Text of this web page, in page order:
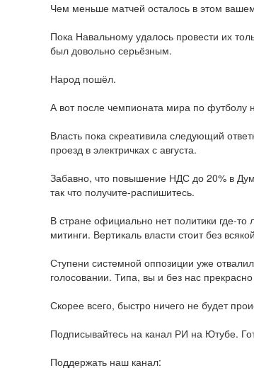
Чем меньше матчей осталось в этом
Пока Навальному удалось провести их
был довольно серьёзным.
Народ пошёл.
А вот после чемпионата мира по футболу
Власть пока скреативила следующий
проезд в электричках с августа.
Забавно, что повышение НДС до 20% в
так что получите-распишитесь.
В стране официально нет политики где-то
митинги. Вертикаль власти стоит без
Ступени системной оппозиции уже
голосовании. Типа, вы и без нас
Скорее всего, быстро ничего не будет
Подписывайтесь на канал РИ на Ютубе.
Поддержать наш канал: